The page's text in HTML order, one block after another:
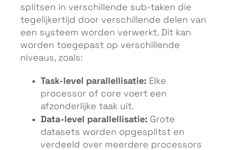
splitsen in verschillende sub-taken die
tegelijkertijd door verschillende delen van
een systeem worden verwerkt. Dit kan
worden toegepast op verschillende
niveaus, zoals:
Task-level parallellisatie: Elke
processor of core voert een
afzonderlijke taak uit.
Data-level parallellisatie: Grote
datasets worden opgesplitst en
verdeeld over meerdere processors